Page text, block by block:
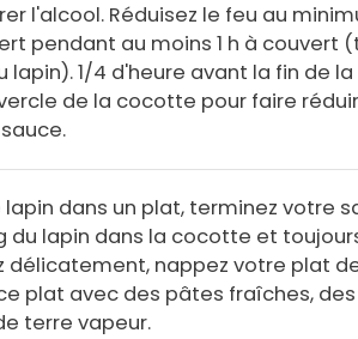
l'alcool. Réduisez le feu au
pendant au moins 1 h à couvert
lapin). 1/4 d'heure avant la fin de
de la cocotte pour faire
lapin dans un plat, terminez votre
du lapin dans la cocotte et
délicatement, nappez votre plat
plat avec des pâtes fraîches,
terre vapeur.